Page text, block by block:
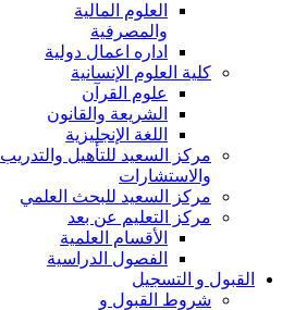
العلوم المالية
والمصرفية
اداره اعمال دولية
كلية العلوم الإنسانية
علوم القرآن
الشريعة والقانون
اللغة الإنجليزية
مركز السعيد للتأهيل والتدريب
والاستشارات
مركز السعيد للبحث العلمي
مركز التعليم عن بعد
الأقسام العلمية
الفصول الدراسية
القبول و التسجيل
شروط القبول و